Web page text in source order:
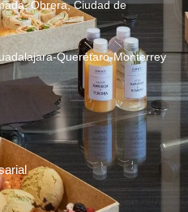
Obrera, Ciudad de
Querétaro-Monterrey